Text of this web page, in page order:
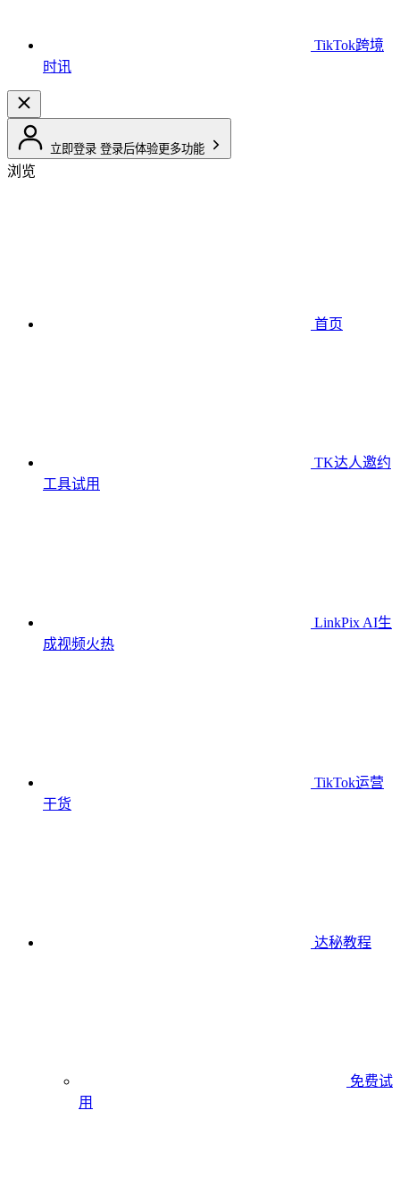
TikTok跨境
时讯
立即登录 登录后体验更多功能
浏览
首页
TK达人邀约
工具试用
LinkPix AI生
成视频火热
TikTok运营
干货
达秘教程
免费试
用